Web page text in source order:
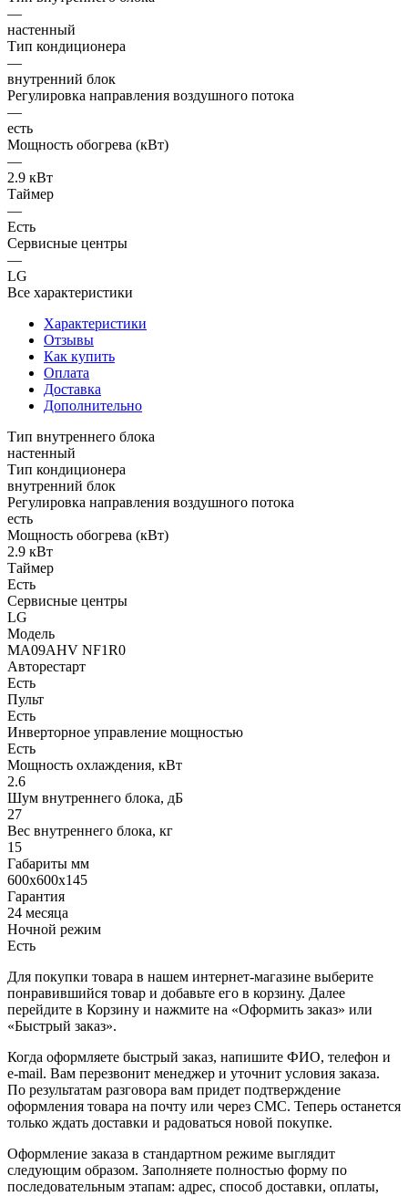
—
настенный
Тип кондиционера
—
внутренний блок
Регулировка направления воздушного потока
—
есть
Мощность обогрева (кВт)
—
2.9 кВт
Таймер
—
Есть
Сервисные центры
—
LG
Все характеристики
Характеристики
Отзывы
Как купить
Оплата
Доставка
Дополнительно
Тип внутреннего блока
настенный
Тип кондиционера
внутренний блок
Регулировка направления воздушного потока
есть
Мощность обогрева (кВт)
2.9 кВт
Таймер
Есть
Сервисные центры
LG
Модель
MA09AHV NF1R0
Авторестарт
Есть
Пульт
Есть
Инверторное управление мощностью
Есть
Мощность охлаждения, кВт
2.6
Шум внутреннего блока, дБ
27
Вес внутреннего блока, кг
15
Габариты мм
600x600x145
Гарантия
24 месяца
Ночной режим
Есть
Для покупки товара в нашем интернет-магазине выберите
понравившийся товар и добавьте его в корзину. Далее
перейдите в Корзину и нажмите на «Оформить заказ» или
«Быстрый заказ».
Когда оформляете быстрый заказ, напишите ФИО, телефон и
e-mail. Вам перезвонит менеджер и уточнит условия заказа.
По результатам разговора вам придет подтверждение
оформления товара на почту или через СМС. Теперь останется
только ждать доставки и радоваться новой покупке.
Оформление заказа в стандартном режиме выглядит
следующим образом. Заполняете полностью форму по
последовательным этапам: адрес, способ доставки, оплаты,